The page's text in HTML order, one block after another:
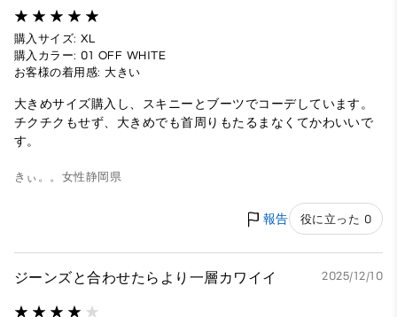
購入サイズ: XL
購入カラー: 01 OFF WHITE
お客様の着用感: 大きい
大きめサイズ購入し、スキニーとブーツでコーデしています。
チクチクもせず、大きめでも首周りもたるまなくてかわいいで
す。
きぃ。。 女性静岡県
報告 役に立った 0
ジーンズと合わせたらより一層カワイイ 2025/12/10